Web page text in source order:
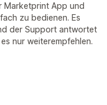
Marketprint App und
zu bedienen. Es
der Support antwortet
nur weiterempfehlen.